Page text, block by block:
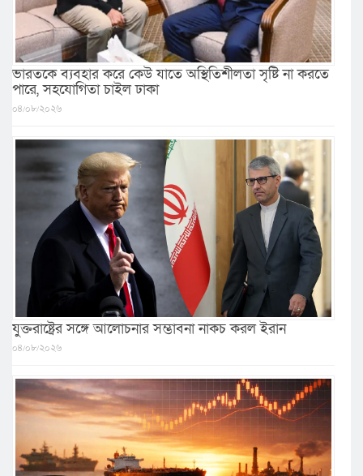
ভারতকে ব্যবহার করে কেউ যাতে অস্থিতিশীলতা সৃষ্টি না করতে
পারে, সহযোগিতা চাইল ঢাকা
০৪/০৮/২০২৬
যুক্তরাষ্ট্রের সঙ্গে আলোচনার সম্ভাবনা নাকচ করল ইরান
০৪/০৮/২০২৬